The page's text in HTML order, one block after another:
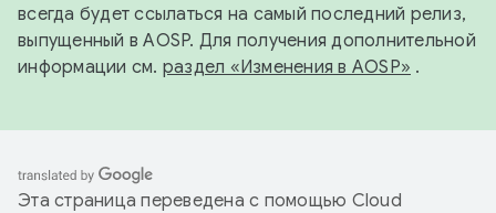
всегда будет ссылаться на самый последний релиз,
выпущенный в AOSP. Для получения дополнительной
информации см. раздел «Изменения в AOSP» .
Эта страница переведена с помощью Cloud